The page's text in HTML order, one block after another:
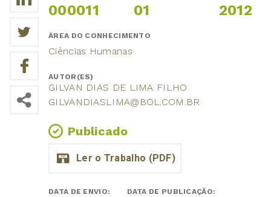
000011 01 2012
ÁREA DO CONHECIMENTO
Ciências Humanas
AUTOR(ES)
GILVAN DIAS DE LIMA FILHO
GILVANDIASLIMA@BOL.COM.BR
Publicado
DATA DE ENVIO: DATA DE PUBLICAÇÃO: